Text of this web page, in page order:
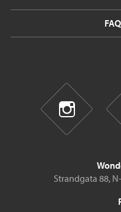
FAQ
Strandgata 88,